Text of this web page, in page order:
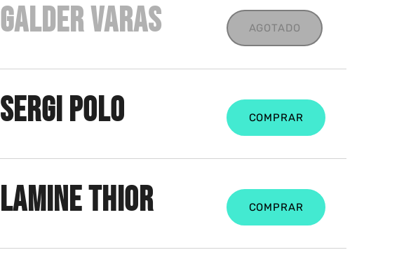
GALDER VARAS AGOTADO
SERGI POLO COMPRAR
LAMINE THIOR COMPRAR